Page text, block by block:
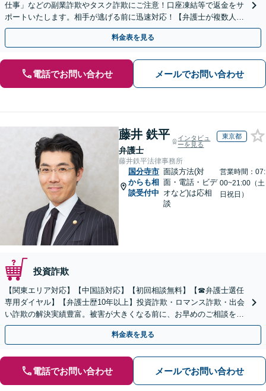
仕事」などの副業詐欺やタスク詐欺にご注意！口座凍結等で返金をサ
ポートいたします。相手が逃げる前に迅速対応！【弁護士が複数人在
籍】事務所内で連携し問題解決へ【休日・夜間面談可】
料金表を見る
電話でお問い合わせ メールでお問い合わせ
藤井 鉄平
弁護士
インタビュ
ーを見る
東京都
藤井鉄平法律事務所
国分寺市
からも相
談受付中
面談方法(対
面・電話・ビデ
オなど)は応相
談
営業時間：07:
00~21:00（土
日祝日）
投資詐欺
【関東エリア対応】【中国語対応】【初回相談無料】【☎︎弁護士選任
専用ダイヤル】【弁護士歴10年以上】投資詐欺・ロマンス詐欺・出会
い詐欺の解決実績豊富。被害が大きくなる前に、お早めのご相談を。
セカンドオピニオン・オンラインの対応も可能
料金表を見る
電話でお問い合わせ メールでお問い合わせ